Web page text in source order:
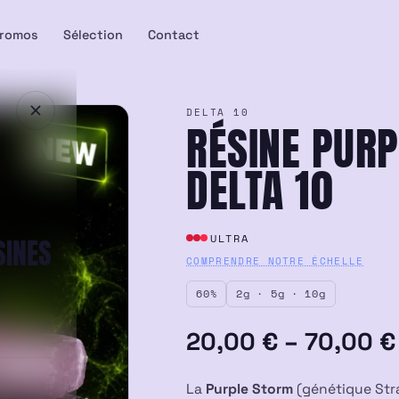
Sélection Contact
DELTA 10
RÉSINE
DELTA 10
ULTRA
COMPRENDRE NOTRE ÉCHELLE
60% 2g · 5g · 10g
20,00 € –70,00 €
Plage
de
La Purple Storm (génétique